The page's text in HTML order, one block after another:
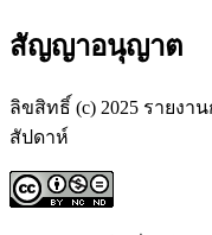
สัญญาอนุญาต
ลิขสิทธิ์ (c) 2025 รายงา
สัปดาห์